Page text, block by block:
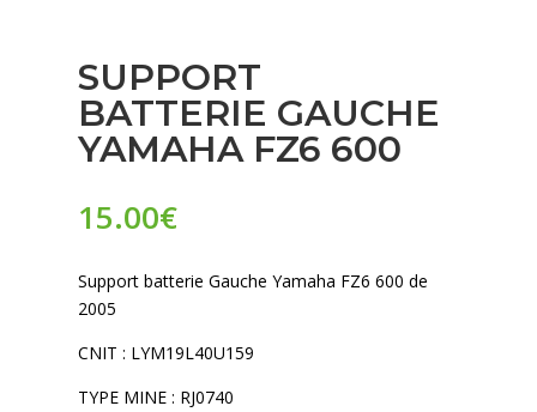
SUPPORT
BATTERIE GAUCHE
YAMAHA FZ6 600
15.00€
Support batterie Gauche Yamaha FZ6 600 de
2005
CNIT : LYM19L40U159
TYPE MINE : RJ0740